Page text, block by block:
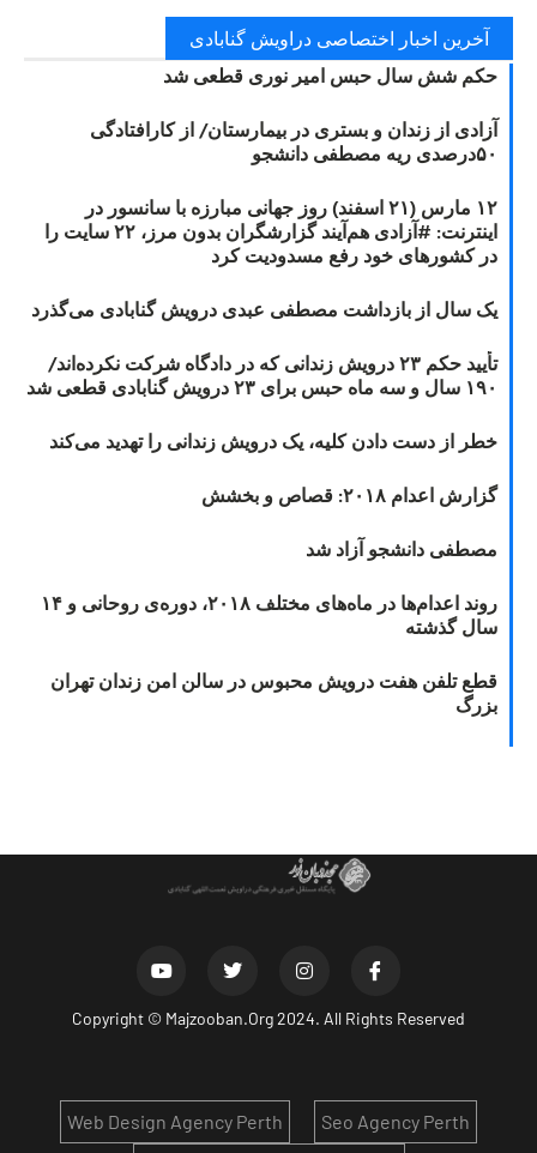
آخرین اخبار اختصاصی دراویش گنابادی
حکم شش سال حبس امیر نوری قطعی شد
آزادی از زندان و بستری در بیمارستان/ از کارافتادگی
۵۰درصدی ریه مصطفی دانشجو
۱۲ مارس (۲۱ اسفند) روز جهانی مبارزه با سانسور در
اینترنت: #آزادی هم‌آیند گزارشگران‌ بدون مرز، ۲۲ سایت را
در کشورهای خود رفع مسدودیت کرد
یک سال از بازداشت مصطفی عبدی درویش گنابادی می‌گذرد
تأیید حکم ۲۳ درویش زندانی که در دادگاه شرکت نکرده‌اند/
۱۹۰ سال و سه ماه حبس برای ۲۳ درویش گنابادی قطعی شد
خطر از دست دادن کلیه، یک درویش زندانی را تهدید می‌کند
گزارش اعدام ۲۰۱۸: قصاص و بخشش
مصطفی دانشجو آزاد شد
روند اعدام‌ها در ماه‌های مختلف ۲۰۱۸، دوره‌ی روحانی و ۱۴
سال گذشته
قطع تلفن هفت درویش محبوس در سالن امن زندان تهران
بزرگ
Copyright © Majzooban.Org2024. All Rights Reserved
Seo Agency Perth
Web Design Agency Perth